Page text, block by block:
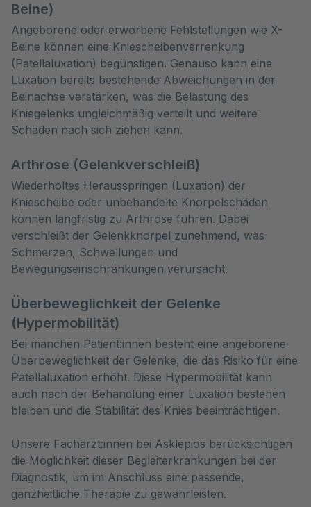
Beine)
Angeborene oder erworbene Fehlstellungen wie X-
Beine können eine Kniescheibenverrenkung
(Patellaluxation) begünstigen. Genauso kann eine
Luxation bereits bestehende Abweichungen in der
Beinachse verstärken, was die Belastung des
Kniegelenks ungleichmäßig verteilt und weitere
Schäden nach sich ziehen kann.
Arthrose (Gelenkverschleiß)
Wiederholtes Herausspringen (Luxation) der
Kniescheibe oder unbehandelte Knorpelschäden
können langfristig zu Arthrose führen. Dabei
verschleißt der Gelenkknorpel zunehmend, was
Schmerzen, Schwellungen und
Bewegungseinschränkungen verursacht.
Überbeweglichkeit der Gelenke
(Hypermobilität)
Bei manchen Patient:innen besteht eine angeborene
Überbeweglichkeit der Gelenke, die das Risiko für eine
Patellaluxation erhöht. Diese Hypermobilität kann
auch nach der Behandlung einer Luxation bestehen
bleiben und die Stabilität des Knies beeinträchtigen.
Unsere Fachärzt:innen bei Asklepios berücksichtigen
die Möglichkeit dieser Begleiterkrankungen bei der
Diagnostik, um im Anschluss eine passende,
ganzheitliche Therapie zu gewährleisten.